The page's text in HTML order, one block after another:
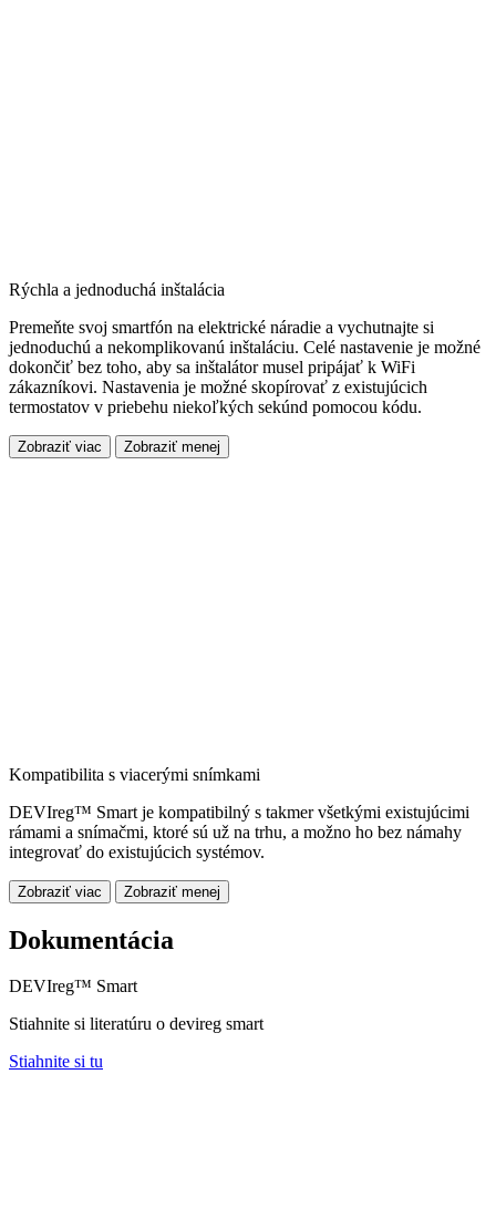
Rýchla a jednoduchá inštalácia
Premeňte svoj smartfón na elektrické náradie a vychutnajte si
jednoduchú a nekomplikovanú inštaláciu. Celé nastavenie je možné
dokončiť bez toho, aby sa inštalátor musel pripájať k WiFi
zákazníkovi. Nastavenia je možné skopírovať z existujúcich
termostatov v priebehu niekoľkých sekúnd pomocou kódu.
Zobraziť viac Zobraziť menej
Kompatibilita s viacerými snímkami
DEVIreg™ Smart je kompatibilný s takmer všetkými existujúcimi
rámami a snímačmi, ktoré sú už na trhu, a možno ho bez námahy
integrovať do existujúcich systémov.
Zobraziť viac Zobraziť menej
Dokumentácia
DEVIreg™ Smart
Stiahnite si literatúru o devireg smart
Stiahnite si tu